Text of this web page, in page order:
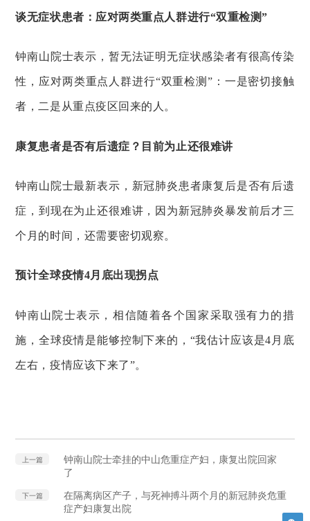
谈无症状患者：应对两类重点人群进行“双重检测”
钟南山院士表示，暂无法证明无症状感染者有很高传染
性，应对两类重点人群进行“双重检测”：一是密切接触
者，二是从重点疫区回来的人。
康复患者是否有后遗症？目前为止还很难讲
钟南山院士最新表示，新冠肺炎患者康复后是否有后遗
症，到现在为止还很难讲，因为新冠肺炎暴发前后才三
个月的时间，还需要密切观察。
预计全球疫情4月底出现拐点
钟南山院士表示，相信随着各个国家采取强有力的措
施，全球疫情是能够控制下来的，“我估计应该是4月底
左右，疫情应该下来了”。
上一篇
钟南山院士牵挂的中山危重症产妇，康复出院回家
了
下一篇
在隔离病区产子，与死神搏斗两个月的新冠肺炎危重
症产妇康复出院